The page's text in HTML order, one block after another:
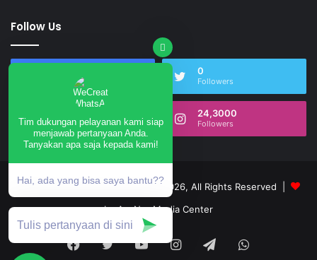
Follow Us
0
Followers
Subscribers
24,3000
Followers
annurngrukem.com © Copyright 2026, All Rights Reserved |
by An-Nur Media Center
Tim dukungan pelayanan kami siap
menjawab pertanyaan Anda.
Tanyakan apa saja kepada kami!
Hai, ada yang bisa saya bantu??